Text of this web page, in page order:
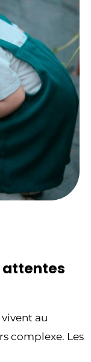
attentes
au
complexe. Les